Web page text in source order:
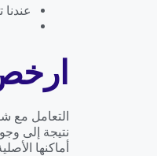
التعامل مع
نتيجة إلى
أماكنها